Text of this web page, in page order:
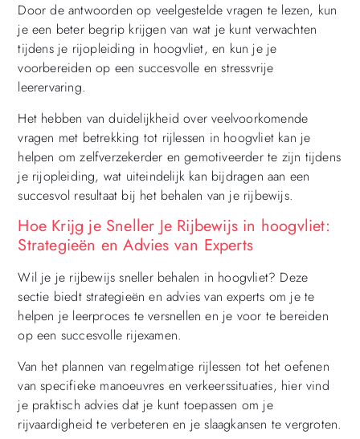
Door de antwoorden op veelgestelde vragen te lezen, kun
je een beter begrip krijgen van wat je kunt verwachten
tijdens je rijopleiding in hoogvliet, en kun je je
voorbereiden op een succesvolle en stressvrije
leerervaring.
Het hebben van duidelijkheid over veelvoorkomende
vragen met betrekking tot rijlessen in hoogvliet kan je
helpen om zelfverzekerder en gemotiveerder te zijn tijdens
je rijopleiding, wat uiteindelijk kan bijdragen aan een
succesvol resultaat bij het behalen van je rijbewijs.
Hoe Krijg je Sneller Je Rijbewijs in hoogvliet:
Strategieën en Advies van Experts
Wil je je rijbewijs sneller behalen in hoogvliet? Deze
sectie biedt strategieën en advies van experts om je te
helpen je leerproces te versnellen en je voor te bereiden
op een succesvolle rijexamen.
Van het plannen van regelmatige rijlessen tot het oefenen
van specifieke manoeuvres en verkeerssituaties, hier vind
je praktisch advies dat je kunt toepassen om je
rijvaardigheid te verbeteren en je slaagkansen te vergroten.